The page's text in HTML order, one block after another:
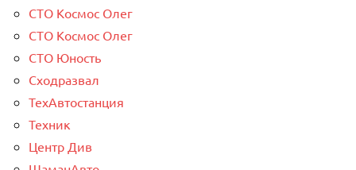
СТО Космос Олег
СТО Космос Олег
СТО Юность
Сходразвал
ТехАвтостанция
Техник
Центр Див